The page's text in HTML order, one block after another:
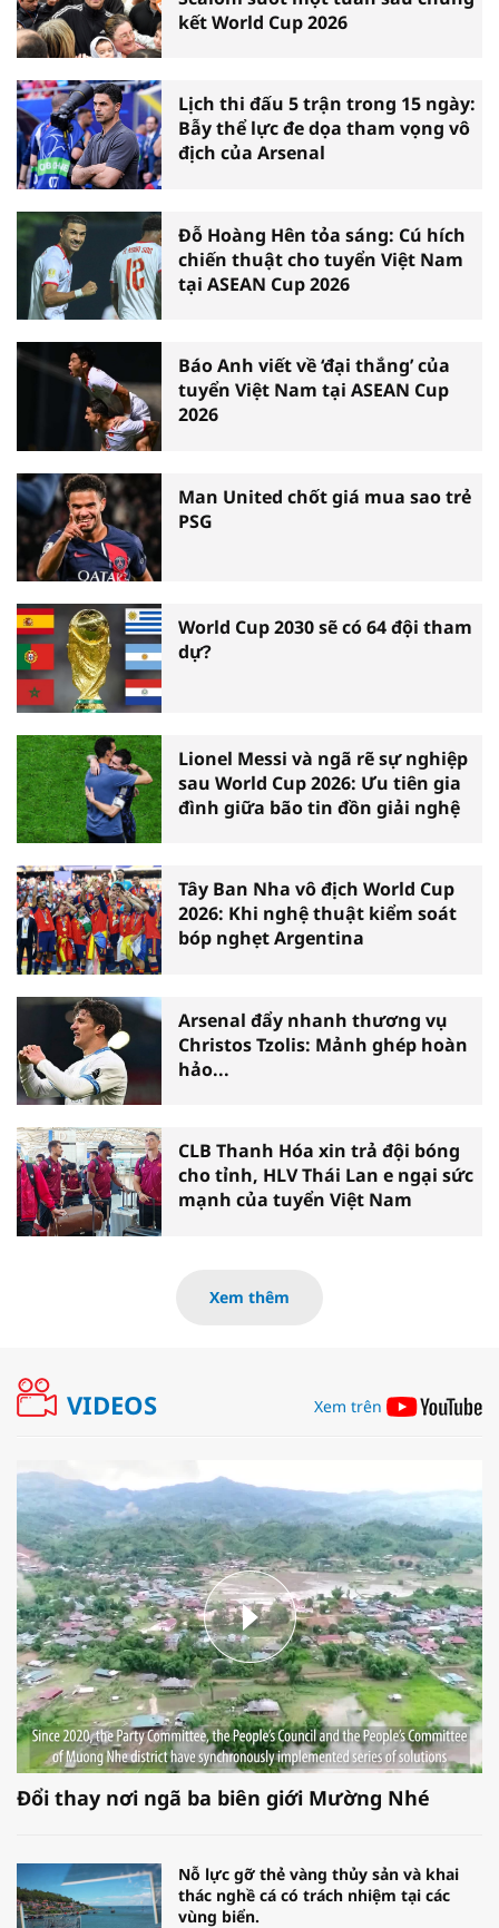
kết World Cup 2026
Lịch thi đấu 5 trận trong 15 ngày:
Bẫy thể lực đe dọa tham vọng vô
địch của Arsenal
Đỗ Hoàng Hên tỏa sáng: Cú hích
chiến thuật cho tuyển Việt Nam
tại ASEAN Cup 2026
Báo Anh viết về ‘đại thắng’ của
tuyển Việt Nam tại ASEAN Cup
2026
Man United chốt giá mua sao trẻ
PSG
World Cup 2030 sẽ có 64 đội tham
dự?
Lionel Messi và ngã rẽ sự nghiệp
sau World Cup 2026: Ưu tiên gia
đình giữa bão tin đồn giải nghệ
Tây Ban Nha vô địch World Cup
2026: Khi nghệ thuật kiểm soát
bóp nghẹt Argentina
Arsenal đẩy nhanh thương vụ
Christos Tzolis: Mảnh ghép hoàn
hảo...
CLB Thanh Hóa xin trả đội bóng
cho tỉnh, HLV Thái Lan e ngại sức
mạnh của tuyển Việt Nam
Xem thêm
VIDEOS Xem trên
Đổi thay nơi ngã ba biên giới Mường Nhé
Nỗ lực gỡ thẻ vàng thủy sản và khai
thác nghề cá có trách nhiệm tại các
vùng biển.